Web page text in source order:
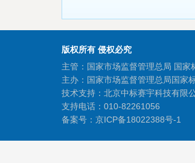
版权所有 侵权必究
主管：国家市场监督管理总局 国家
主办：国家市场监督管理总局国家
技术支持：北京中标赛宇科技有限
支持电话：010-82261056
备案号： 京ICP备18022388号-1